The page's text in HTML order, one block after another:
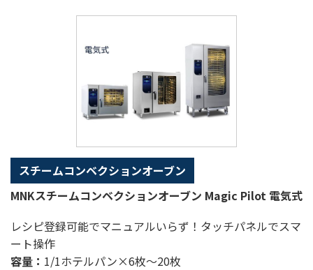
スチームコンベクションオーブン
MNKスチームコンベクションオーブン Magic Pilot 電気式
レシピ登録可能でマニュアルいらず！タッチパネルでスマ
ート操作
容量： 1/1ホテルパン×6枚～20枚